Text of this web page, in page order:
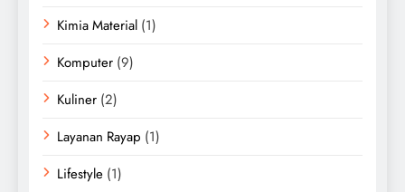
Kimia Material (1)
Komputer (9)
Kuliner (2)
Layanan Rayap (1)
Lifestyle (1)